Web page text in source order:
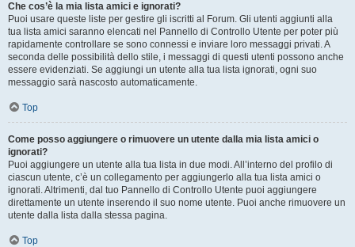
Che cos’è la mia lista amici e ignorati?
Puoi usare queste liste per gestire gli iscritti al Forum. Gli utenti aggiunti alla
tua lista amici saranno elencati nel Pannello di Controllo Utente per poter più
rapidamente controllare se sono connessi e inviare loro messaggi privati. A
seconda delle possibilità dello stile, i messaggi di questi utenti possono anche
essere evidenziati. Se aggiungi un utente alla tua lista ignorati, ogni suo
messaggio sarà nascosto automaticamente.
Top
Come posso aggiungere o rimuovere un utente dalla mia lista amici o
ignorati?
Puoi aggiungere un utente alla tua lista in due modi. All’interno del profilo di
ciascun utente, c’è un collegamento per aggiungerlo alla tua lista amici o
ignorati. Altrimenti, dal tuo Pannello di Controllo Utente puoi aggiungere
direttamente un utente inserendo il suo nome utente. Puoi anche rimuovere un
utente dalla lista dalla stessa pagina.
Top